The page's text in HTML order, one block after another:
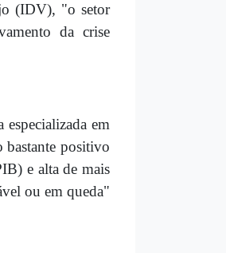
(IDV), "o setor
da crise
em
bastante positivo
e alta de mais
ou em queda"